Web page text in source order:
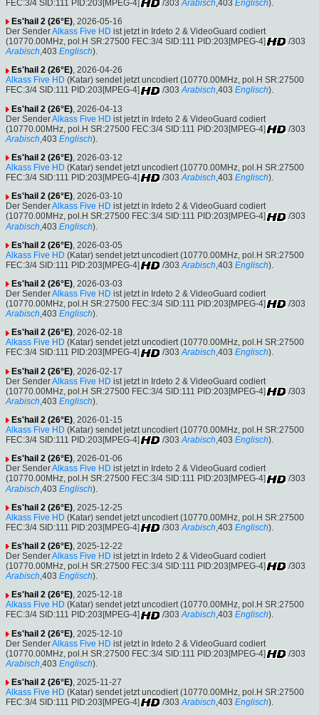
FEC:3/4 SID:111 PID:203[MPEG-4]
/303 Arabisch ,403 Englisch).
Es'hail 2 (26°E), 2026-05-16
Der SenderAlkass Five HD ist jetzt in Irdeto 2 & VideoGuard codiert
(10770.00MHz, pol.H SR:27500 FEC:3/4 SID:111 PID:203[MPEG-4]
/303
Arabisch,403 Englisch).
Es'hail 2 (26°E), 2026-04-26
Alkass Five HD (Katar) sendet jetzt uncodiert (10770.00MHz, pol.H SR:27500
FEC:3/4 SID:111 PID:203[MPEG-4]
/303 Arabisch,403 Englisch).
Es'hail 2 (26°E) , 2026-04-13
Der SenderAlkass Five HD ist jetzt in Irdeto 2 & VideoGuard codiert
(10770.00MHz, pol.H SR:27500 FEC:3/4 SID:111 PID:203[MPEG-4]
/303
Arabisch,403 Englisch).
Es'hail 2 (26°E), 2026-03-12
Alkass Five HD (Katar) sendet jetzt uncodiert (10770.00MHz, pol.H SR:27500
FEC:3/4 SID:111 PID:203[MPEG-4]
/303 Arabisch,403 Englisch).
Es'hail 2 (26°E), 2026-03-10
Der SenderAlkass Five HD ist jetzt in Irdeto 2 & VideoGuard codiert
(10770.00MHz, pol.H SR:27500 FEC:3/4 SID:111 PID:203[MPEG-4]
/303
Arabisch ,403 Englisch).
Es'hail 2 (26°E) , 2026-03-05
Alkass Five HD (Katar) sendet jetzt uncodiert (10770.00MHz, pol.H SR:27500
FEC:3/4 SID:111 PID:203[MPEG-4]
/303 Arabisch ,403 Englisch).
Es'hail 2 (26°E), 2026-03-03
Der SenderAlkass Five HD ist jetzt in Irdeto 2 & VideoGuard codiert
(10770.00MHz, pol.H SR:27500 FEC:3/4 SID:111 PID:203[MPEG-4]
/303
Arabisch,403 Englisch).
Es'hail 2 (26°E), 2026-02-18
Alkass Five HD (Katar) sendet jetzt uncodiert (10770.00MHz, pol.H SR:27500
FEC:3/4 SID:111 PID:203[MPEG-4]
/303 Arabisch,403 Englisch).
Es'hail 2 (26°E) , 2026-02-17
Der SenderAlkass Five HD ist jetzt in Irdeto 2 & VideoGuard codiert
(10770.00MHz, pol.H SR:27500 FEC:3/4 SID:111 PID:203[MPEG-4]
/303
Arabisch,403 Englisch).
Es'hail 2 (26°E), 2026-01-15
Alkass Five HD (Katar) sendet jetzt uncodiert (10770.00MHz, pol.H SR:27500
FEC:3/4 SID:111 PID:203[MPEG-4]
/303 Arabisch,403 Englisch).
Es'hail 2 (26°E), 2026-01-06
Der SenderAlkass Five HD ist jetzt in Irdeto 2 & VideoGuard codiert
(10770.00MHz, pol.H SR:27500 FEC:3/4 SID:111 PID:203[MPEG-4]
/303
Arabisch ,403 Englisch).
Es'hail 2 (26°E) , 2025-12-25
Alkass Five HD (Katar) sendet jetzt uncodiert (10770.00MHz, pol.H SR:27500
FEC:3/4 SID:111 PID:203[MPEG-4]
/303 Arabisch ,403 Englisch).
Es'hail 2 (26°E), 2025-12-22
Der SenderAlkass Five HD ist jetzt in Irdeto 2 & VideoGuard codiert
(10770.00MHz, pol.H SR:27500 FEC:3/4 SID:111 PID:203[MPEG-4]
/303
Arabisch,403 Englisch).
Es'hail 2 (26°E), 2025-12-18
Alkass Five HD (Katar) sendet jetzt uncodiert (10770.00MHz, pol.H SR:27500
FEC:3/4 SID:111 PID:203[MPEG-4]
/303 Arabisch,403 Englisch).
Es'hail 2 (26°E) , 2025-12-10
Der SenderAlkass Five HD ist jetzt in Irdeto 2 & VideoGuard codiert
(10770.00MHz, pol.H SR:27500 FEC:3/4 SID:111 PID:203[MPEG-4]
/303
Arabisch,403 Englisch).
Es'hail 2 (26°E), 2025-11-27
Alkass Five HD (Katar) sendet jetzt uncodiert (10770.00MHz, pol.H SR:27500
FEC:3/4 SID:111 PID:203[MPEG-4]
/303 Arabisch,403 Englisch).